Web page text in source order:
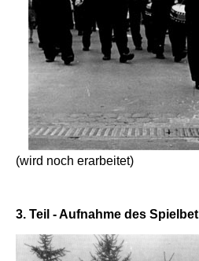
(wird noch erarbeitet)
3. Teil - Aufnahme des